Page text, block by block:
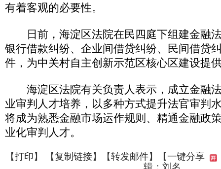
有着客观的必要性。
日前，海淀区法院在民四庭下组建金融
银行借款纠纷、企业间借贷纠纷、民间借贷
件，为中关村自主创新示范区核心区建设提
海淀区法院有关负责人表示，成立金融
业审判人才培养，以多种方式提升法官审判
将成为熟悉金融市场运作规则、精通金融政
业化审判人才。
【打印】 【复制链接】【转发邮件】
【一键分享
辑：刘名